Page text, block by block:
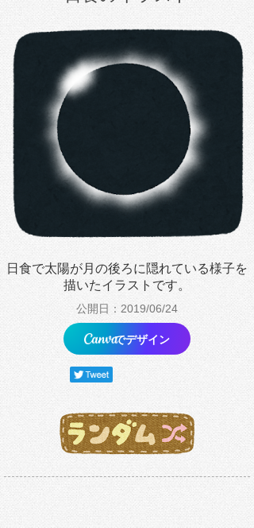
日食で太陽が月の後ろに隠れている様子を
描いたイラストです。
公開日：2019/06/24
でデザイン